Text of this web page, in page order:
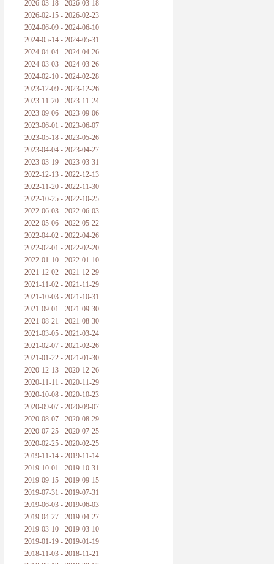
2026-03-18 - 2026-03-18
2026-02-15 - 2026-02-23
2024-06-09 - 2024-06-10
2024-05-14 - 2024-05-31
2024-04-04 - 2024-04-26
2024-03-03 - 2024-03-26
2024-02-10 - 2024-02-28
2023-12-09 - 2023-12-26
2023-11-20 - 2023-11-24
2023-09-06 - 2023-09-06
2023-06-01 - 2023-06-07
2023-05-18 - 2023-05-26
2023-04-04 - 2023-04-27
2023-03-19 - 2023-03-31
2022-12-13 - 2022-12-13
2022-11-20 - 2022-11-30
2022-10-25 - 2022-10-25
2022-06-03 - 2022-06-03
2022-05-06 - 2022-05-22
2022-04-02 - 2022-04-26
2022-02-01 - 2022-02-20
2022-01-10 - 2022-01-10
2021-12-02 - 2021-12-29
2021-11-02 - 2021-11-29
2021-10-03 - 2021-10-31
2021-09-01 - 2021-09-30
2021-08-21 - 2021-08-30
2021-03-05 - 2021-03-24
2021-02-07 - 2021-02-26
2021-01-22 - 2021-01-30
2020-12-13 - 2020-12-26
2020-11-11 - 2020-11-29
2020-10-08 - 2020-10-23
2020-09-07 - 2020-09-07
2020-08-07 - 2020-08-29
2020-07-25 - 2020-07-25
2020-02-25 - 2020-02-25
2019-11-14 - 2019-11-14
2019-10-01 - 2019-10-31
2019-09-15 - 2019-09-15
2019-07-31 - 2019-07-31
2019-06-03 - 2019-06-03
2019-04-27 - 2019-04-27
2019-03-10 - 2019-03-10
2019-01-19 - 2019-01-19
2018-11-03 - 2018-11-21